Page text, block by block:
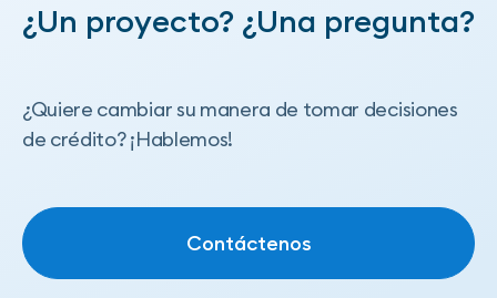
¿Un proyecto? ¿Una pregunta?
¿Quiere cambiar su manera de tomar decisiones
de crédito? ¡Hablemos!
Contáctenos